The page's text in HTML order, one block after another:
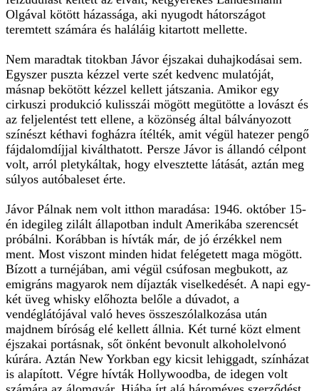
Olgával kötött házassága, aki nyugodt hátországot
teremtett számára és haláláig kitartott mellette.
Nem maradtak titokban Jávor éjszakai duhajkodásai sem.
Egyszer puszta kézzel verte szét kedvenc mulatóját,
másnap bekötött kézzel kellett játszania. Amikor egy
cirkuszi produkció kulisszái mögött megütötte a lovászt és
az feljelentést tett ellene, a közönség által bálványozott
színészt kéthavi fogházra ítélték, amit végül hatezer pengő
fájdalomdíjjal kiválthatott. Persze Jávor is állandó célpont
volt, arról pletykáltak, hogy elvesztette látását, aztán meg
súlyos autóbaleset érte.
Jávor Pálnak nem volt itthon maradása: 1946. október 15-
én idegileg zilált állapotban indult Amerikába szerencsét
próbálni. Korábban is hívták már, de jó érzékkel nem
ment. Most viszont minden hidat felégetett maga mögött.
Bízott a turnéjában, ami végül csúfosan megbukott, az
emigráns magyarok nem díjazták viselkedését. A napi egy-
két üveg whisky előhozta belőle a dúvadot, a
vendéglátójával való heves összeszólalkozása után
majdnem bíróság elé kellett állnia. Két turné közt elment
éjszakai portásnak, sőt önként bevonult alkoholelvonó
kúrára. Aztán New Yorkban egy kicsit lehiggadt, színházat
is alapított. Végre hívták Hollywoodba, de idegen volt